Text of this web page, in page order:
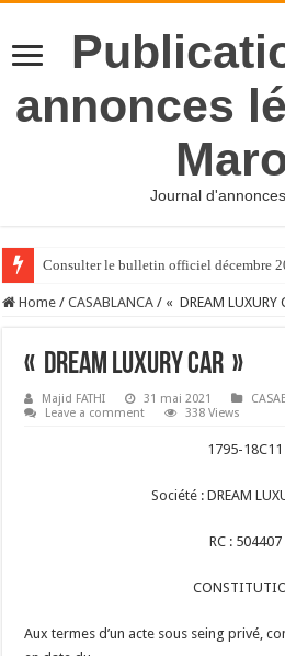
annonces
Journal
Consulter le bulletin officiel décembre
Home / CASABLANCA / « DREAM LUXURY
« DREAM LUXURY CAR »
Majid FATHI 31 mai 2021
Leave a comment
338 Views
1795-18C11
Société : DREAM
RC : 504407
Aux termes d’un acte sous seing privé,